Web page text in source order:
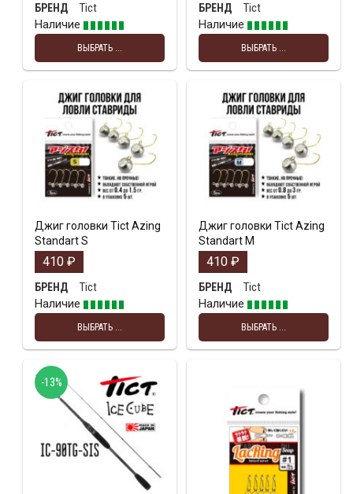
БРЕНД
Tict
Наличие
ВЫБРАТЬ ...
БРЕНД
Tict
Наличие
ВЫБРАТЬ ...
Джиг головки Tict Azing
Standart S
410 ₽
БРЕНД
Tict
Наличие
ВЫБРАТЬ ...
Джиг головки Tict Azing
Standart M
410 ₽
БРЕНД
Tict
Наличие
ВЫБРАТЬ ...
-13%